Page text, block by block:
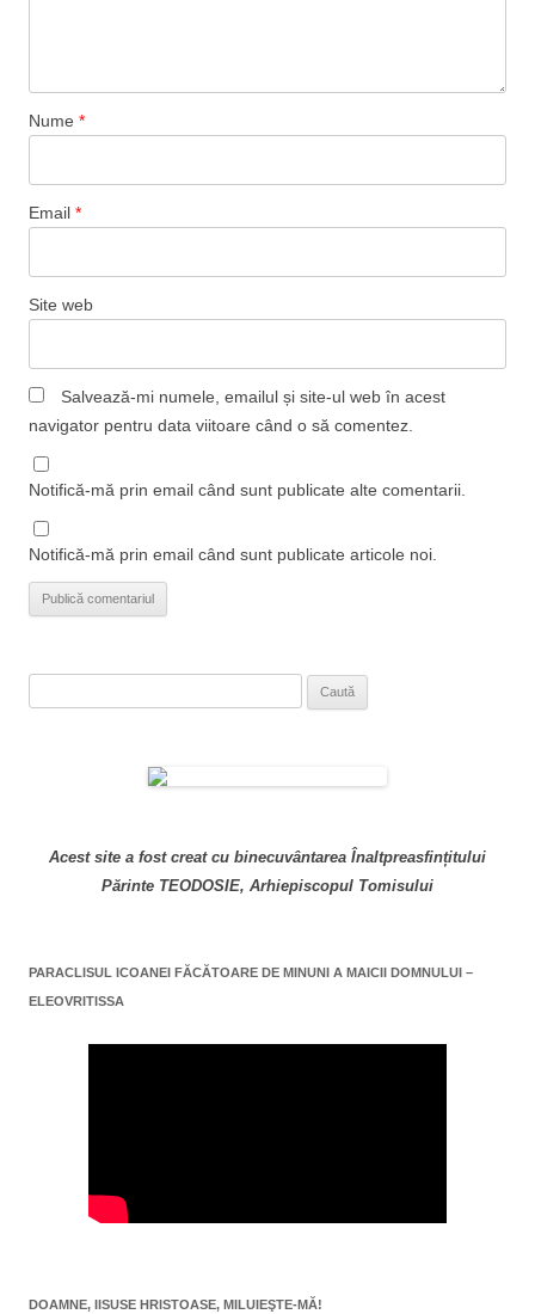
Nume *
Email *
Site web
Salvează-mi numele, emailul și site-ul web în acest
navigator pentru data viitoare când o să comentez.
Notifică-mă prin email când sunt publicate alte comentarii.
Notifică-mă prin email când sunt publicate articole noi.
Acest site a fost creat cu binecuvântarea Înaltpreasfințitului
Părinte TEODOSIE, Arhiepiscopul Tomisului
PARACLISUL ICOANEI FĂCĂTOARE DE MINUNI A MAICII DOMNULUI –
ELEOVRITISSA
DOAMNE, IISUSE HRISTOASE, MILUIEŞTE-MĂ!